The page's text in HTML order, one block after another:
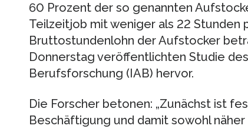
60 Prozent der so genannten
Teilzeitjob mit weniger als 22 Stunden
Bruttostundenlohn der Aufstocker
Donnerstag veröffentlichten Studie
Berufsforschung (IAB) hervor.
Die Forscher betonen: „Zunächst ist
Beschäftigung und damit sowohl